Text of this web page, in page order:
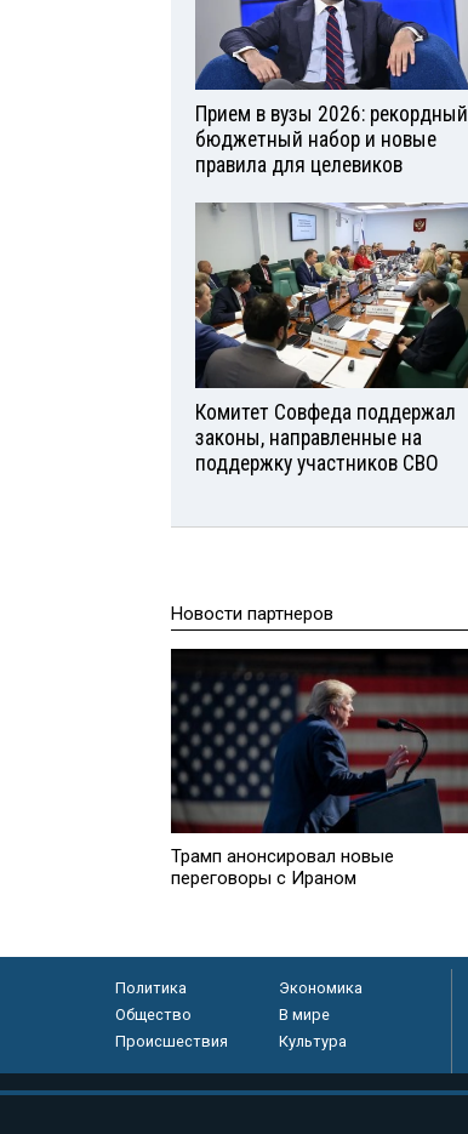
Прием в вузы 2026: рекордный
бюджетный набор и новые
правила для целевиков
Комитет Совфеда поддержал
законы, направленные на
поддержку участников СВО
Новости партнеров
Трамп анонсировал новые
переговоры с Ираном
Политика
Экономика
Общество
В мире
Происшествия
Культура